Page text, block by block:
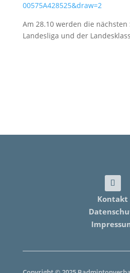
00575A428525&draw=2
Am 28.10 werden die
Landesliga und der
Kontakt